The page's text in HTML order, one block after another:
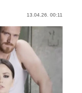
13.04.26. 00:11